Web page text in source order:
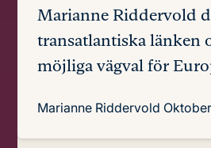
Marianne Riddervold
transatlantiska länken
möjliga vägval för
Marianne Riddervold